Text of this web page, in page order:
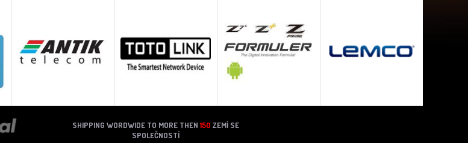
SHIPPING WORDWIDE TO MORE THEN150 ZEMÍ SE
SPOLEČNOSTÍ